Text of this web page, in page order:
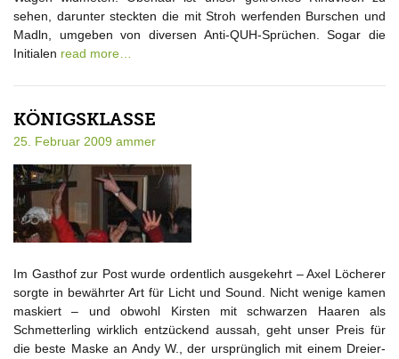
sehen, darunter steckten die mit Stroh werfenden Burschen und
Madln, umgeben von diversen Anti-QUH-Sprüchen. Sogar die
Initialen read more…
KÖNIGSKLASSE
25. Februar 2009 ammer
Im Gasthof zur Post wurde ordentlich ausgekehrt – Axel Löcherer
sorgte in bewährter Art für Licht und Sound. Nicht wenige kamen
maskiert – und obwohl Kirsten mit schwarzen Haaren als
Schmetterling wirklich entzückend aussah, geht unser Preis für
die beste Maske an Andy W., der ursprünglich mit einem Dreier-